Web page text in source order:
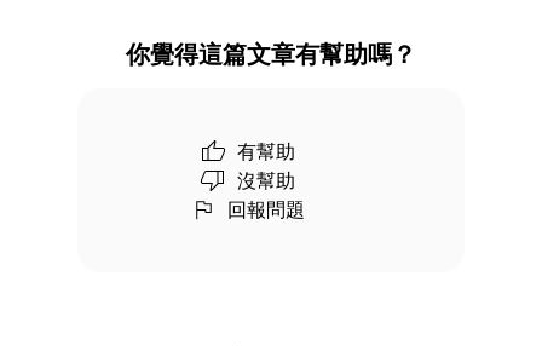
你覺得這篇文章有幫助嗎？
有幫助
沒幫助
回報問題